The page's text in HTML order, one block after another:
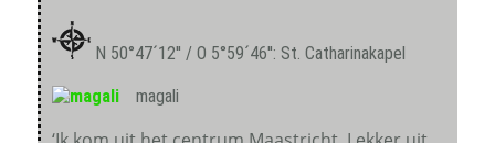
N 50°47´12'' / O 5°59´46'': St. Catharinakapel
magali